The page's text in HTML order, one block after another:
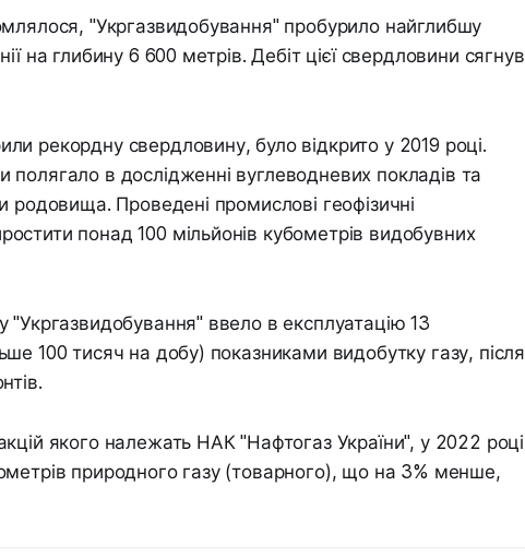
"Укргазвидобування" пробурило найглибшу
на глибину 6 600 метрів. Дебіт цієї свердловини сягнув
рекордну свердловину, було відкрито у 2019 році.
полягало в дослідженні вуглеводневих покладів та
родовища. Проведені промислові геофізичні
понад 100 мільйонів кубометрів видобувних
"Укргазвидобування" ввело в експлуатацію 13
100 тисяч на добу) показниками видобутку газу, після
якого належать НАК "Нафтогаз України", у 2022 році
природного газу (товарного), що на 3% менше,